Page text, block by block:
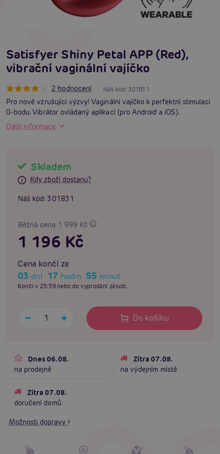
Satisfyer Shiny Petal APP (Red),
vibrační vaginální vajíčko
2 hodnocení Náš kód:301831
Pro nové vzrušující výzvy! Vaginální vajíčko k perfektní stimulaci
G-bodu. Vibrátor ovládaný aplikací (pro Android a iOS).
Další informace
Skladem
Kdy zboží dostanu?
Náš kód: 301831
Běžná cena 1 999 Kč
1 196 Kč
Cena končí za
03 dní 17 hodin 55 minut
Končí v 23:59 nebo do vyprodání zásob.
Do košíku
Dnes 06.08.
na prodejně
Zítra 07.08.
na výdejním místě
Zítra 07.08.
doručení domů
Možnosti dopravy